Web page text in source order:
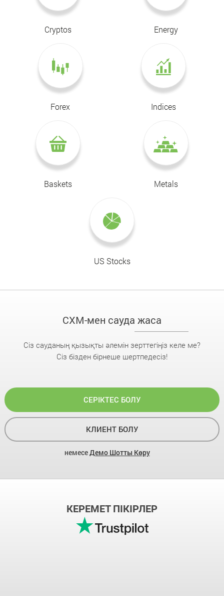
Cryptos Energy
Forex Indices
Baskets Metals
US Stocks
CXM-мен сауда жаса
Сіз сауданың қызықты әлемін зерттегіңіз келе ме?
Сіз бізден бірнеше шертпедесіз!
СЕРІКТЕС БОЛУ
КЛИЕНТ БОЛУ
немесеДемо Шотты Көру
КЕРЕМЕТ ПІКІРЛЕР